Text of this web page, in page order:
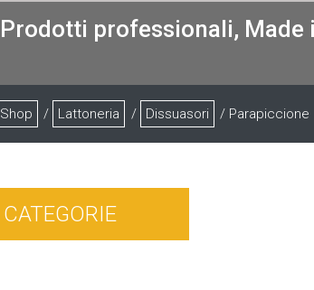
Prodotti professionali, Made
Shop / Lattoneria / Dissuasori / Parapiccione
CATEGORIE